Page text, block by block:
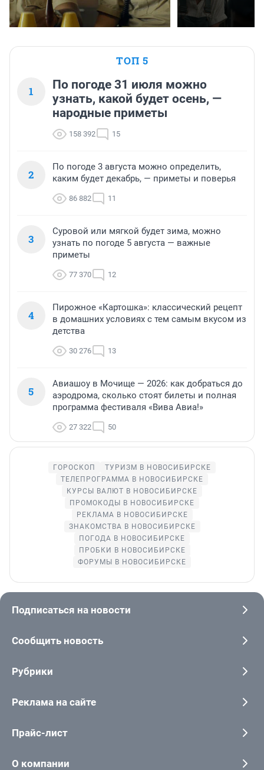
ТОП 5
1
По погоде 31 июля можно
узнать, какой будет осень, —
народные приметы
158 392 15
2
По погоде 3 августа можно определить,
каким будет декабрь, — приметы и поверья
86 882 11
3
Суровой или мягкой будет зима, можно
узнать по погоде 5 августа — важные
приметы
77 370 12
4
Пирожное «Картошка»: классический рецепт
в домашних условиях с тем самым вкусом из
детства
30 276 13
5
Авиашоу в Мочище — 2026: как добраться до
аэродрома, сколько стоят билеты и полная
программа фестиваля «Вива Авиа!»
27 322 50
ГОРОСКОП
ТУРИЗМ В НОВОСИБИРСКЕ
ТЕЛЕПРОГРАММА В НОВОСИБИРСКЕ
КУРСЫ ВАЛЮТ В НОВОСИБИРСКЕ
ПРОМОКОДЫ В НОВОСИБИРСКЕ
РЕКЛАМА В НОВОСИБИРСКЕ
ЗНАКОМСТВА В НОВОСИБИРСКЕ
ПОГОДА В НОВОСИБИРСКЕ
ПРОБКИ В НОВОСИБИРСКЕ
ФОРУМЫ В НОВОСИБИРСКЕ
Подписаться на новости
Сообщить новость
Рубрики
Реклама на сайте
Прайс-лист
О компании